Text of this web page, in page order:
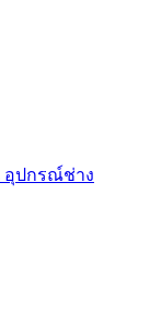
อุปกรณ์ช่าง